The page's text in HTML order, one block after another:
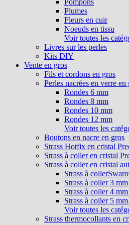
Pompons
Plumes
Fleurs en cuir
Noeuds en tissu
Voir toutes les
Livres sur les perles
Kits DIY
Vente en gros
Fils et cordons en gros
Perles nacrées en verre en
Rondes 6 mm
Rondes 8 mm
Rondes 10 mm
Rondes 12 mm
Voir toutes les
Boutons en nacre en gros
Strass Hotfix en cristal
Strass à coller en cristal
Strass à coller en cristal
Strass à
Strass à coller 3
Strass à coller 4
Strass à coller 5
Voir toutes les
Strass thermocollants en